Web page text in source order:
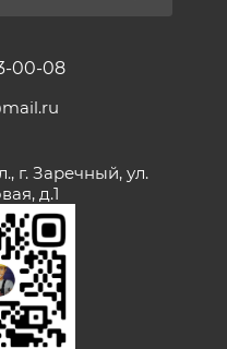
00-08
г. Заречный, ул.
д.1